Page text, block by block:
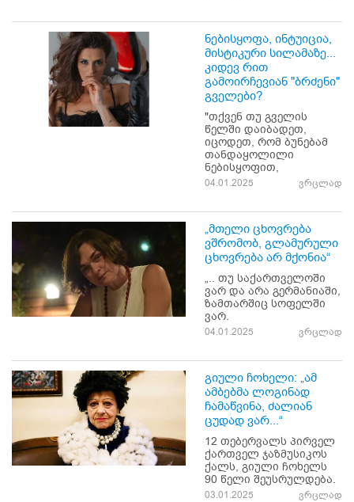
ნებისყოფა, ინტუიცია,
მისტიკური სილამაზე...
კიდევ რით
გამოირჩევიან "ბრძენი"
გველები?
"თქვენ თუ გველის
წელში დაიბადეთ,
იცოდეთ, რომ ბუნებამ
თანდაყოლილი
ნებისყოფით,
04.01.2025 ვრცლად
„მთელი ცხოვრება
ვშრომობ, გლამურული
ცხოვრება არ მქონია“
„.. თუ საქართველოში
ვარ და არა გერმანიაში,
ზამთარშიც სოფელში
ვარ.
04.01.2025 ვრცლად
გიული ჩოხელი: „ამ
ამბებმა ლოგინად
ჩამაწვინა, ძალიან
ცუდად ვარ...“
12 თებერვალს პირველ
ქართველ ჯაზმუსიკოს
ქალს, გიული ჩოხელს
90 წელი შეუსრულდება.
03.01.2025 ვრცლად